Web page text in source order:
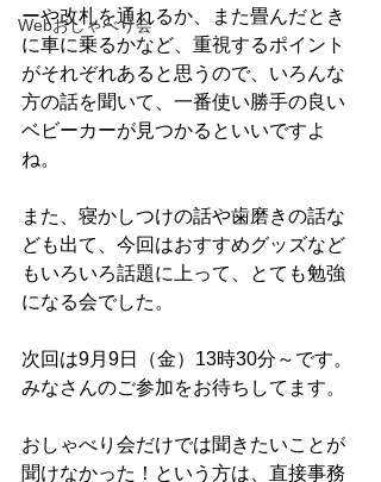
Webおしゃべり会
ーや改札を通れるか、また畳んだとき
に車に乗るかなど、重視するポイント
がそれぞれあると思うので、いろんな
方の話を聞いて、一番使い勝手の良い
ベビーカーが見つかるといいですよ
ね。
また、寝かしつけの話や歯磨きの話な
ども出て、今回はおすすめグッズなど
もいろいろ話題に上って、とても勉強
になる会でした。
次回は9月9日（金）13時30分～です。
みなさんのご参加をお待ちしてます。
おしゃべり会だけでは聞きたいことが
聞けなかった！という方は、直接事務